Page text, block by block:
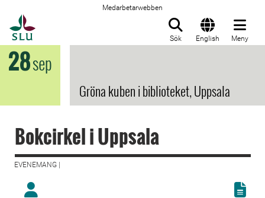
Medarbetarwebben
Sök English Meny
28sep
Gröna kuben i biblioteket, Uppsala
Bokcirkel i Uppsala
EVENEMANG |